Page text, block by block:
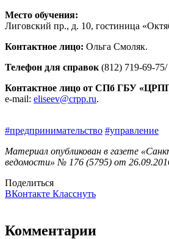
Место обучения:
Лиговский пр., д. 10, гостиница
Контактное лицо: Ольга Смоляк.
Телефон для справок (812) 719-69-75/
Контактное лицо от СПб ГБУ
e-mail: eliseev@crpp.ru.
#предпринимательство #управление
Материал опубликован в газете
ведомости» № 176 (5795) от
Поделиться
ВКонтакте Класснуть
Комментарии